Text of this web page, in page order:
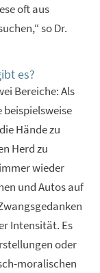
oft aus
so Dr.
es?
Bereiche: Als
Hände zu
Herd zu
wieder
und Autos auf
Intensität. Es
oder
moralischen